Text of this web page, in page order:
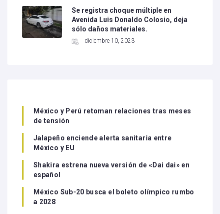
Se registra choque múltiple en
Avenida Luis Donaldo Colosio, deja
sólo daños materiales.
diciembre 10, 2023
México y Perú retoman relaciones tras meses
de tensión
Jalapeño enciende alerta sanitaria entre
México y EU
Shakira estrena nueva versión de «Dai dai» en
español
México Sub-20 busca el boleto olímpico rumbo
a 2028